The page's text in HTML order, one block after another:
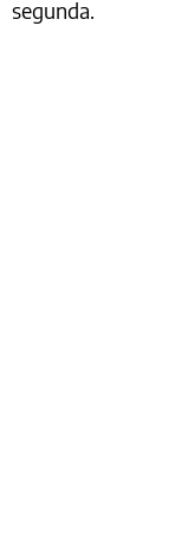
segunda.